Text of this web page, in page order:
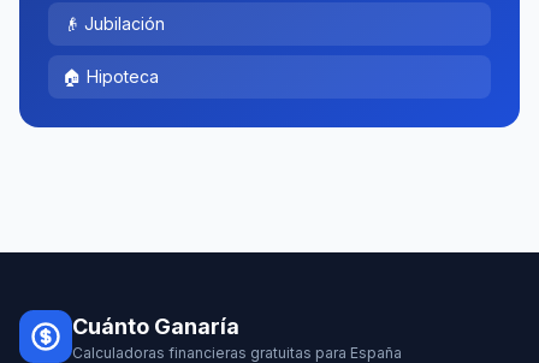
👴 Jubilación
🏠 Hipoteca
Cuánto Ganaría
Calculadoras financieras gratuitas para España